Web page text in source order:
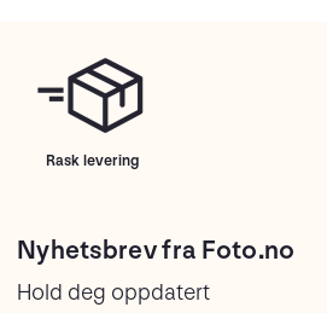
Rask levering
Nyhetsbrev fra Foto.no
Hold deg oppdatert